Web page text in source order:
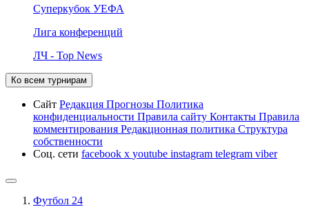
Суперкубок УЕФА
Лига конференций
ЛЧ - Top News
Ко всем турнирам
Сайт Редакция Прогнозы Политика
конфиденциальности Правила сайту Контакты Правила
комментирования Редакционная политика Структура
собственности
Соц. сети facebook x youtube instagram telegram viber
Футбол 24